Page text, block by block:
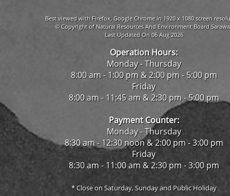
Best viewed with Firefox, Google Chrome in 1920 x 1080 screen
© Copyright of Natural Resources And Environment Board
Last Updated On 06 Aug 2026
Operation Hours:
Monday - Thursday
8:00 am - 1:00 pm & 2:00 pm - 5:00 pm
Friday
8:00 am - 11:45 am & 2:30 pm - 5:00 pm
Payment Counter:
Monday - Thursday
8:30 am - 12:30 noon & 2:00 pm - 3:00 pm
Friday
8:30 am - 11:00 am & 2:30 pm - 3:00 pm
* Close on Saturday, Sunday and Public Holiday